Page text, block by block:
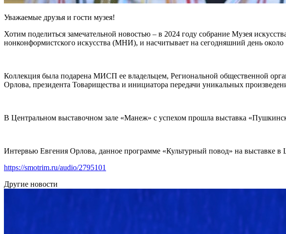
Уважаемые друзья и гости музея!
Хотим поделиться замечательной новостью – в 2024 году собрание Музея
нонконформистского искусства (МНИ), и насчитывает на сегодняшний день около
Коллекция была подарена МИСП ее владельцем, Региональной общественной
Орлова, президента Товарищества и инициатора передачи уникальных
В Центральном выставочном зале «Манеж» с успехом прошла выставка
Интервью Евгения Орлова, данное программе «Культурный повод» на
https://smotrim.ru/audio/2795101
Другие новости